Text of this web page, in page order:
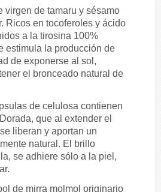
virgen de tamaru y sésamo
Ricos en tocoferoles y ácido
a la tirosina 100%
estimula la producción de
de exponerse al sol,
el bronceado natural de
de celulosa contienen
que al extender el
liberan y aportan un
natural. El brillo
se adhiere sólo a la piel,
de mirra molmol originario